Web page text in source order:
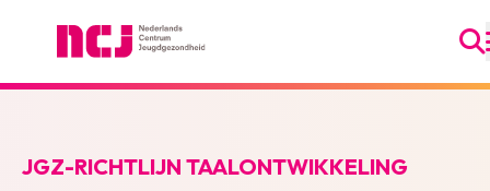
JGZ-RICHTLIJN TAALONTWIKKELING